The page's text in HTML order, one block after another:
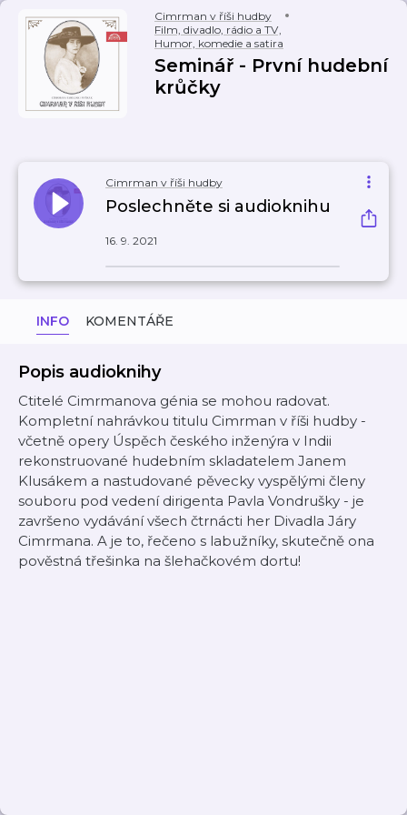
Cimrman v říši hudby
Film, divadlo, rádio a TV,
Humor, komedie a satira
Seminář - První hudební
krůčky
Cimrman v říši hudby
Poslechněte si audioknihu
16. 9. 2021
INFO KOMENTÁŘE
Popis audioknihy
Ctitelé Cimrmanova génia se mohou radovat.
Kompletní nahrávkou titulu Cimrman v říši hudby -
včetně opery Úspěch českého inženýra v Indii
rekonstruované hudebním skladatelem Janem
Klusákem a nastudované pěvecky vyspělými členy
souboru pod vedení dirigenta Pavla Vondrušky - je
završeno vydávání všech čtrnácti her Divadla Járy
Cimrmana. A je to, řečeno s labužníky, skutečně ona
pověstná třešinka na šlehačkovém dortu!